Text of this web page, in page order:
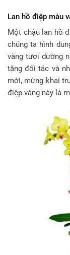
Lan hồ điệp màu
Một chậu lan hồ
chúng ta hình
vàng tươi dường
tặng đối tác và
mới, mừng khai
điệp vàng này là